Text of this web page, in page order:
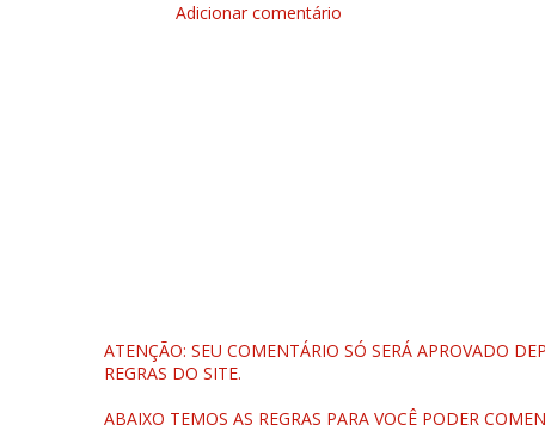
Adicionar comentário
ATENÇÃO: SEU COMENTÁRIO SÓ SERÁ APROVADO
REGRAS DO SITE.
ABAIXO TEMOS AS REGRAS PARA VOCÊ PODER